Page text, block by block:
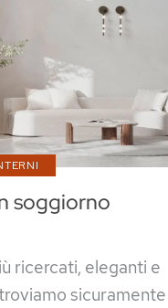
soggiorno
ricercati, eleganti e
sicuramente